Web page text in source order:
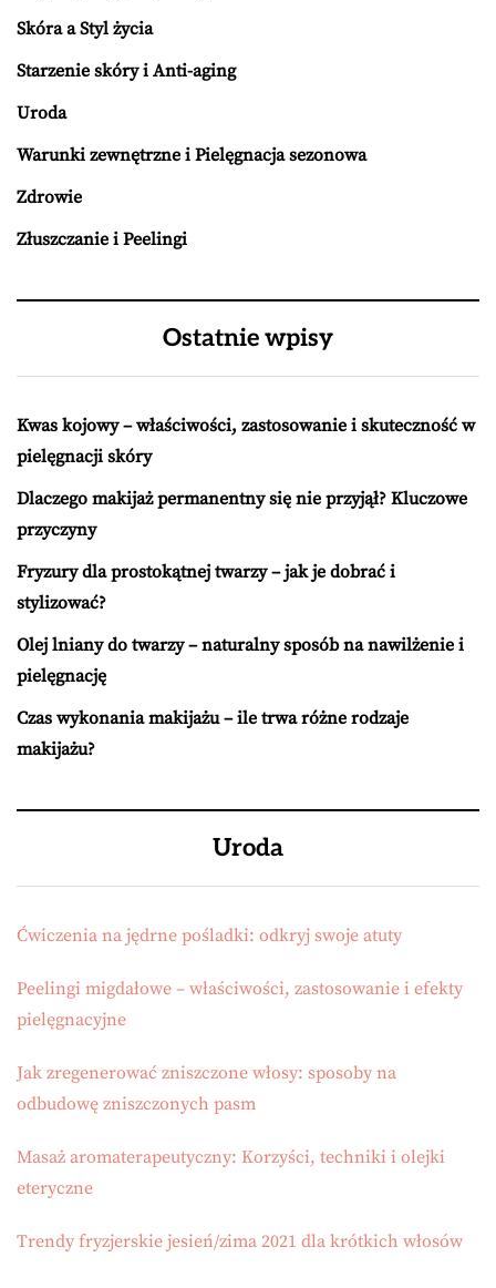
Skóra a Styl życia
Starzenie skóry i Anti-aging
Uroda
Warunki zewnętrzne i Pielęgnacja sezonowa
Zdrowie
Złuszczanie i Peelingi
Ostatnie wpisy
Kwas kojowy – właściwości, zastosowanie i skuteczność w
pielęgnacji skóry
Dlaczego makijaż permanentny się nie przyjął? Kluczowe
przyczyny
Fryzury dla prostokątnej twarzy – jak je dobrać i
stylizować?
Olej lniany do twarzy – naturalny sposób na nawilżenie i
pielęgnację
Czas wykonania makijażu – ile trwa różne rodzaje
makijażu?
Uroda
Ćwiczenia na jędrne pośladki: odkryj swoje atuty
Peelingi migdałowe – właściwości, zastosowanie i efekty
pielęgnacyjne
Jak zregenerować zniszczone włosy: sposoby na
odbudowę zniszczonych pasm
Masaż aromaterapeutyczny: Korzyści, techniki i olejki
eteryczne
Trendy fryzjerskie jesień/zima 2021 dla krótkich włosów